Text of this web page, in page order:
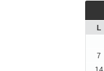
L
7